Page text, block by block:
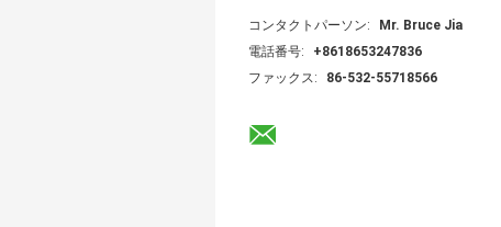
コンタクトパーソン:
Mr. Bruce Jia
電話番号:
+8618653247836
ファックス:
86-532-55718566